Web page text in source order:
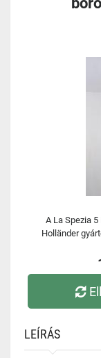
A La Spezia
Holländer
LEÍRÁS